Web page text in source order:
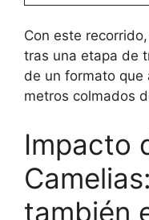
Con este
tras una etapa de
de un formato que
metros colmados
Impacto
también